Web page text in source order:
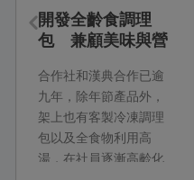
開發全齡食調理
包 兼顧美味與營
合作社和漢典合作已逾
九年，除年節產品外，
架上也有客製冷凍調理
包以及全食物利用高
湯，在社員逐漸高齡化